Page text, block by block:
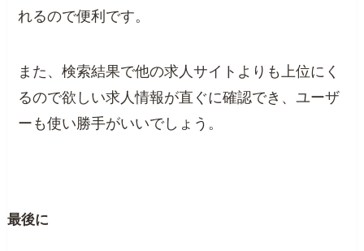
れるので便利です。
また、検索結果で他の求人サイトよりも上位にく
るので欲しい求人情報が直ぐに確認でき、ユーザ
ーも使い勝手がいいでしょう。
最後に